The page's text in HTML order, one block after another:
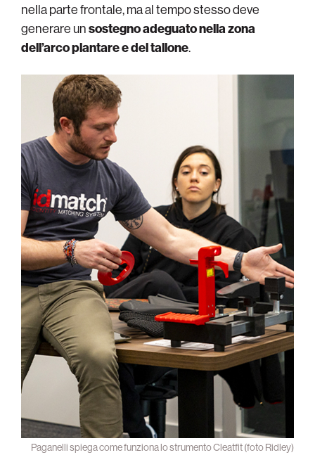
nella parte frontale, ma al tempo stesso deve
generare unsostegno adeguato nella zona
dell’arco plantare e del tallone.
Paganelli spiega come funziona lo strumento Cleatfit (foto Ridley)